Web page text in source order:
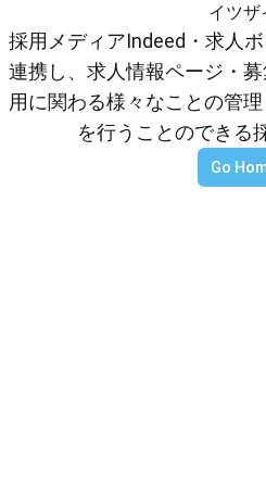
イツザ
採用メディアIndeed・求人
連携し、求人情報ページ・
用に関わる様々なことの管
を行うことのできる
Go